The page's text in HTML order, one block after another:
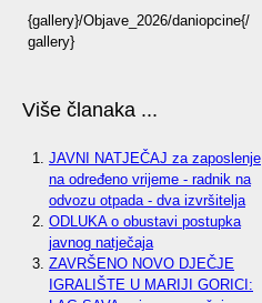
{gallery}/Objave_2026/daniopcine{/
gallery}
Više članaka ...
JAVNI NATJEČAJ za zaposlenje
na određeno vrijeme - radnik na
odvozu otpada - dva izvršitelja
ODLUKA o obustavi postupka
javnog natječaja
ZAVRŠENO NOVO DJEČJE
IGRALIŠTE U MARIJI GORICI: